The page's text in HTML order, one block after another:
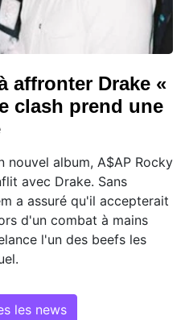
affronter Drake «
clash prend une
nouvel album, A$AP Rocky
avec Drake. Sans
a assuré qu'il accepterait
d'un combat à mains
l'un des beefs les
les news